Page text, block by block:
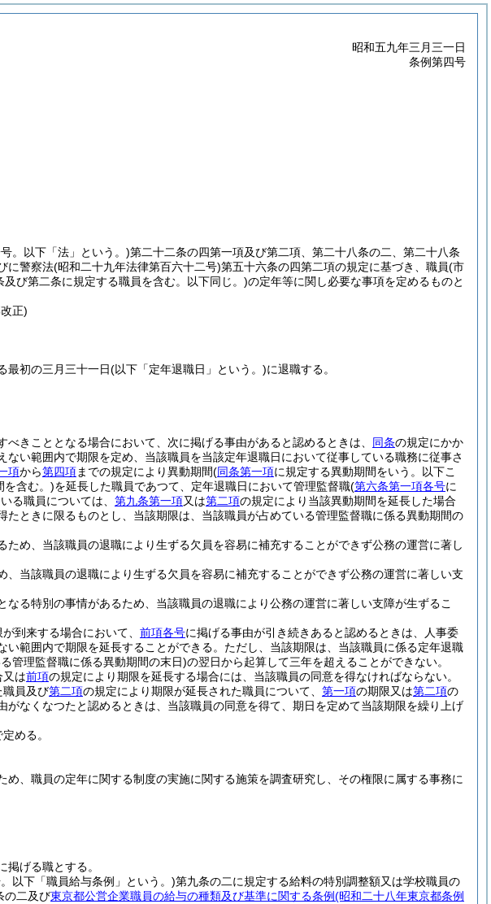
昭和五九年三月三一日
条例第四号
。以下「法」という。)第二十二条の四第一項及び第二項、第二十八条の二、第二十八条
に警察法(昭和二十九年法律第百六十二号)第五十六条の四第二項の規定に基づき、職員(市
及び第二条に規定する職員を含む。以下同じ。)の定年等に関し必要な事項を定めるものと
正)
最初の三月三十一日(以下「定年退職日」という。)に退職する。
べきこととなる場合において、次に掲げる事由があると認めるときは、 同条の規定にかか
い範囲内で期限を定め、当該職員を当該定年退職日において従事している職務に従事さ
項から第四項までの規定により異動期間(同条第一項に規定する異動期間をいう。以下こ
を含む。)を延長した職員であつて、定年退職日において管理監督職(第六条第一項各号に
る職員については、 第九条第一項又は第二項の規定により当該異動期間を延長した場合
ときに限るものとし、当該期限は、当該職員が占めている管理監督職に係る異動期間の
め、当該職員の退職により生ずる欠員を容易に補充することができず公務の運営に著し
当該職員の退職により生ずる欠員を容易に補充することができず公務の運営に著しい支
る特別の事情があるため、当該職員の退職により公務の運営に著しい支障が生ずるこ
到来する場合において、 前項各号に掲げる事由が引き続きあると認めるときは、人事委
範囲内で期限を延長することができる。 ただし、当該期限は、当該職員に係る定年退職
管理監督職に係る異動期間の末日)の翌日から起算して三年を超えることができない。
又は前項の規定により期限を延長する場合には、当該職員の同意を得なければならない。
職員及び第二項の規定により期限が延長された職員について、 第一項の期限又は第二項の
がなくなつたと認めるときは、当該職員の同意を得て、期日を定めて当該期限を繰り上げ
める。
、職員の定年に関する制度の実施に関する施策を調査研究し、その権限に属する事務に
げる職とする。
以下「職員給与条例」という。)第九条の二に規定する給料の特別調整額又は学校職員の
の二及び東京都公営企業職員の給与の種類及び基準に関する条例(昭和二十八年東京都条例